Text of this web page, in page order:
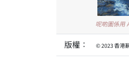
呢啲圖係用
版權： © 2023 香港